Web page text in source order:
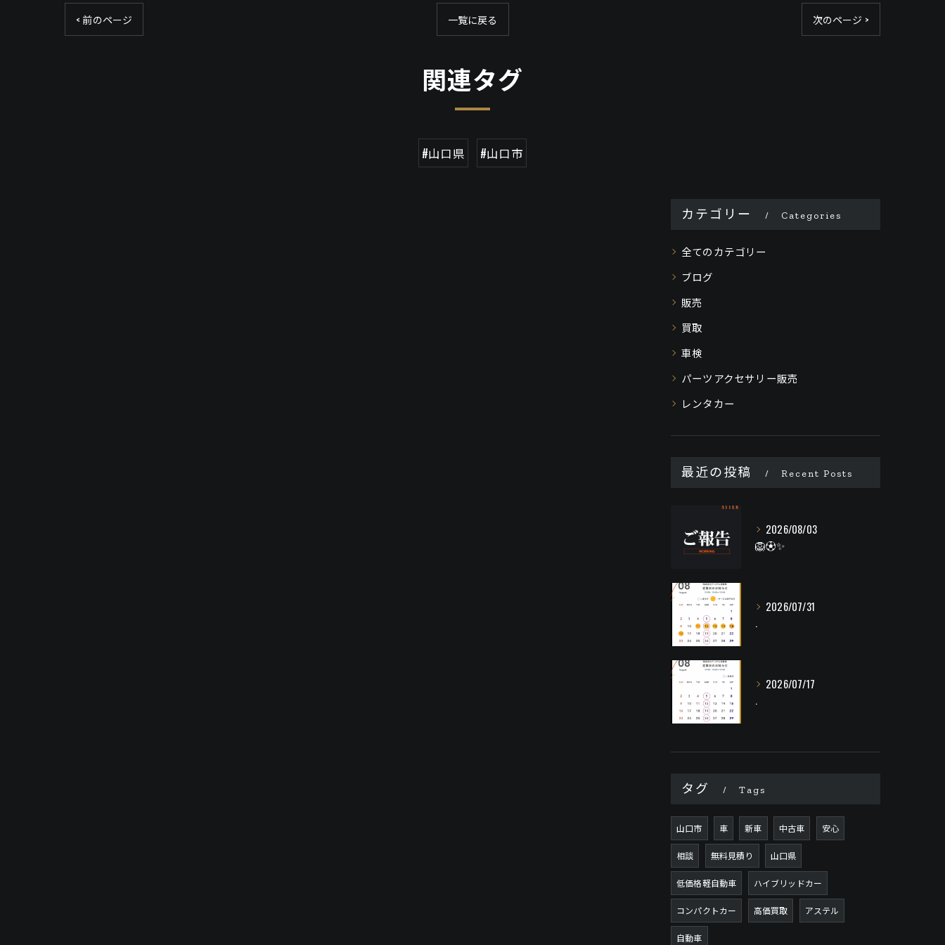
< 前のページ 一覧に戻る 次のページ >
関連タグ
#山口県 #山口市
カテゴリー Categories
全てのカテゴリー
ブログ
販売
買取
車検
パーツアクセサリー販売
レンタカー
最近の投稿 Recent Posts
2026/08/03
🦁⚽️✨
2026/07/31
.
2026/07/17
.
タグ Tags
山口市 車 新車 中古車 安心
相談 無料見積り 山口県
低価格軽自動車 ハイブリッドカー
コンパクトカー 高価買取 アステル
自動車